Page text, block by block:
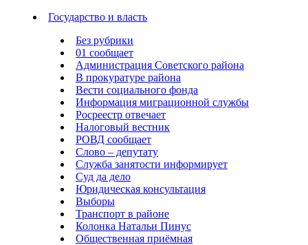
Государство и власть
Без рубрики
01 сообщает
Администрация Советского района
В прокуратуре района
Вести социального фонда
Информация миграционной службы
Росреестр отвечает
Налоговый вестник
РОВД сообщает
Слово – депутату
Служба занятости информирует
Суд да дело
Юридическая консультация
Выборы
Транспорт в районе
Колонка Натальи Пинус
Общественная приёмная